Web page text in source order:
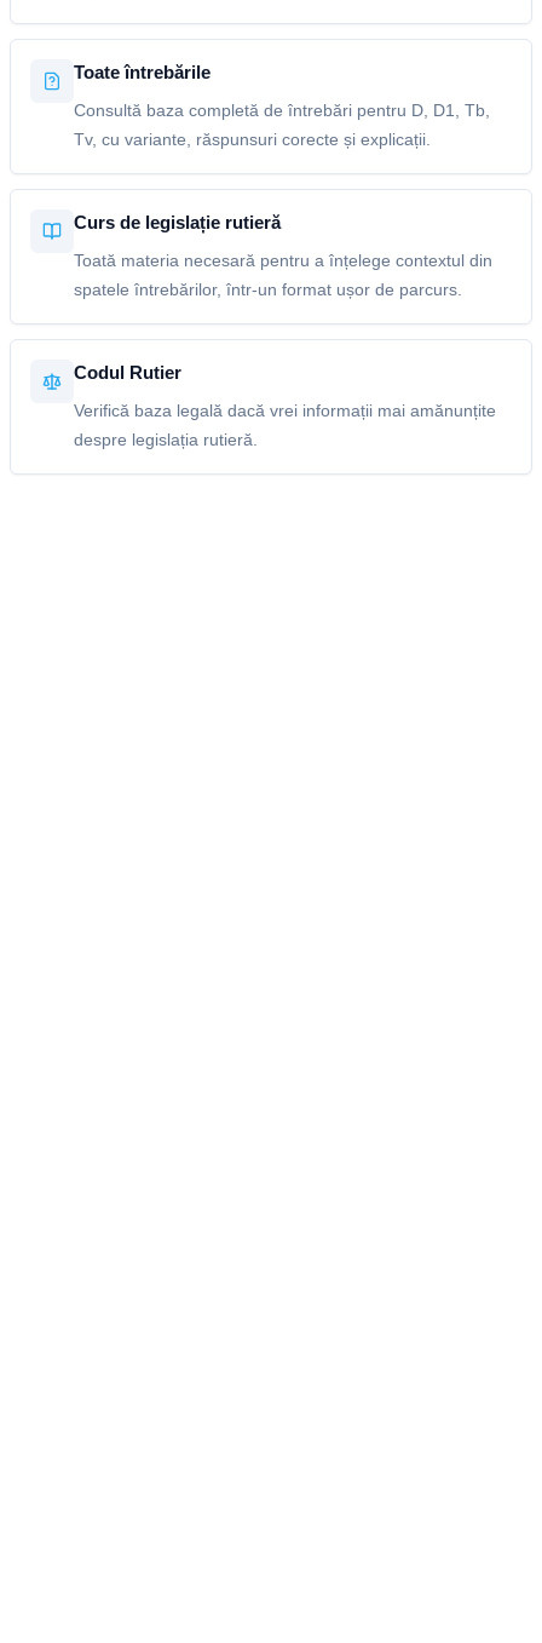
Toate întrebările
Consultă baza completă de întrebări pentru D, D1, Tb,
Tv, cu variante, răspunsuri corecte și explicații.
Curs de legislație rutieră
Toată materia necesară pentru a înțelege contextul din
spatele întrebărilor, într-un format ușor de parcurs.
Codul Rutier
Verifică baza legală dacă vrei informații mai amănunțite
despre legislația rutieră.